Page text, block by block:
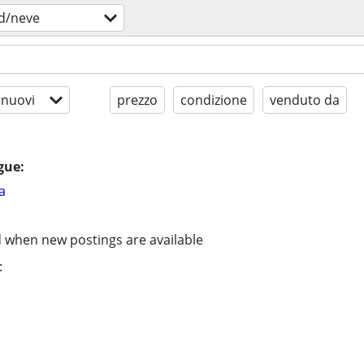
neve
prezzo condizione venduto da
new postings are available